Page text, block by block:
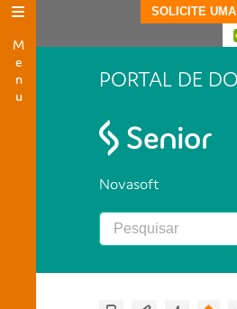
Menu
SOLICITE
PORTAL DE
Novasoft